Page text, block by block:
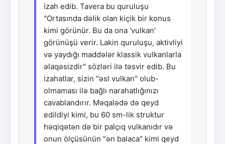
izah edib. Tavera bu quruluşu
"Ortasında dəlik olan kiçik bir konus
kimi görünür. Bu da ona 'vulkan'
görünüşü verir. Lakin quruluşu, aktivliyi
və yaydığı maddələr klassik vulkanlarla
əlaqəsizdir" sözləri ilə təsvir edib. Bu
izahatlar, sizin "əsl vulkan" olub-
olmaması ilə bağlı narahatlığınızı
cavablandırır. Məqalədə də qeyd
edildiyi kimi, bu 60 sm-lik struktur
həqiqətən də bir palçıq vulkanıdır və
onun ölçüsünün "ən balaca" kimi qeyd